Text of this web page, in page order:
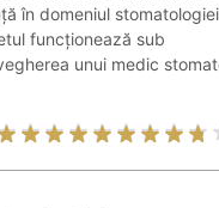
în domeniul
funcționează sub
unui medic